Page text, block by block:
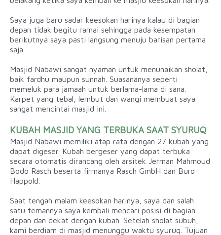
Saya juga baru sadar keesokan harinya kalau di bagian
depan tidak begitu ramai sehingga pada kesempatan
berikutnya saya pasti langsung menuju barisan pertama
saja.
Masjid Nabawi sangat nyaman untuk menunaikan sholat,
baik fardhu maupun sunnah. Suasananya seperti
memeluk para jamaah untuk berlama-lama di sana.
Karpet yang tebal, lembut dan wangi membuat saya
sangat mencintai masjid ini.
KUBAH MASJID YANG TERBUKA SAAT SYURUQ
Masjid Nabawi memiliki atap rata dengan 27 kubah yang
dapat digeser. Kubah bergeser yang dapat terbuka
secara otomatis dirancang oleh arsitek Jerman Mahmoud
Bodo Rasch beserta firmanya Rasch GmbH dan Buro
Happold.
Saat tengah malam keesokan harinya, saya dan salah
satu temannya saya kembali mencari posisi di bagian
depan dan dekat dengan kubah. Setelah sholat subuh,
kami berdiam di masjid menunggu waktu syuruq. Tujuan